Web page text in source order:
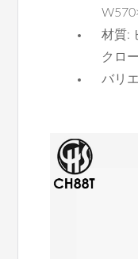
材質:
クロ
バリ